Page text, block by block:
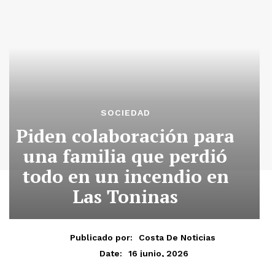
SOCIEDAD
Piden colaboración para
una familia que perdió
todo en un incendio en
Las Toninas
Publicado por:
Costa De Noticias
Date:
16 junio, 2026